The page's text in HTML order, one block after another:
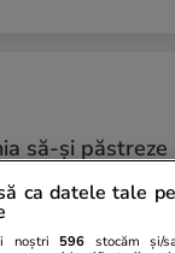
să-și păstreze
Botswanei?
ca datele tale
noștri 596 stocăm și/